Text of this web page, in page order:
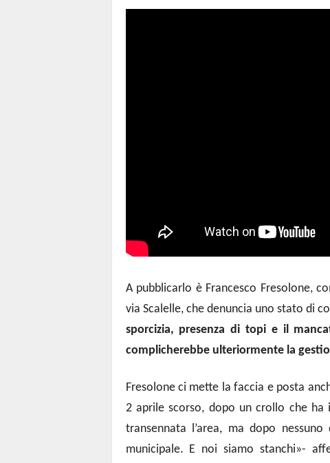
A pubblicarlo è Francesco Fresolone,
via Scalelle, che denuncia uno stato di
sporcizia, presenza di topi e il
complicherebbe ulteriormente la
Fresolone ci mette la faccia e posta
2 aprile scorso, dopo un crollo che
transennata l’area, ma dopo
municipale. E noi siamo stanchi»-